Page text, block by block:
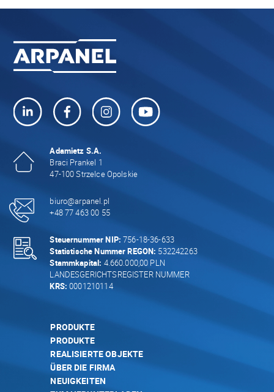
Adamietz S.A.
Braci Prankel 1
47-100 Strzelce Opolskie
biuro@arpanel.pl
+48 77 463 00 55
Steuernummer NIP: 756-18-36-633
Statistische Nummer REGON: 532242263
Stammkapital: 4.660.000,00 PLN
LANDESGERICHTSREGISTER NUMMER
KRS: 0001210114
PRODUKTE
PRODUKTE
REALISIERTE OBJEKTE
ÜBER DIE FIRMA
NEUIGKEITEN